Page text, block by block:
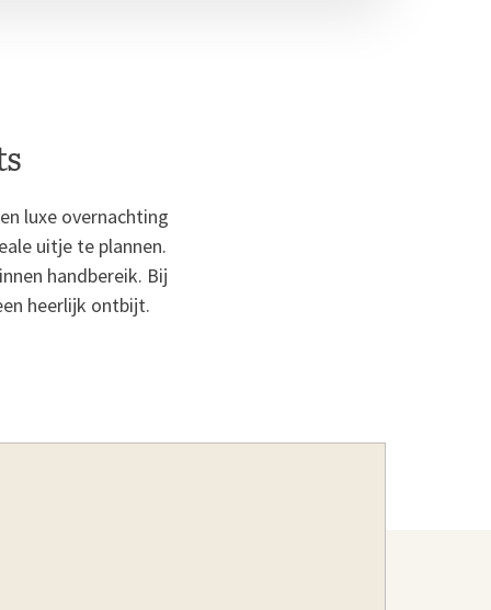
luxe overnachting
uitje te plannen.
handbereik. Bij
heerlijk ontbijt.